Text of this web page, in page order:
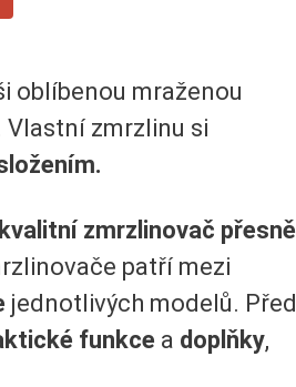
oblíbenou mraženou
zmrzlinu si
kvalitní zmrzlinovač přesně
patří mezi
jednotlivých modelů. Před
funkce a doplňky,